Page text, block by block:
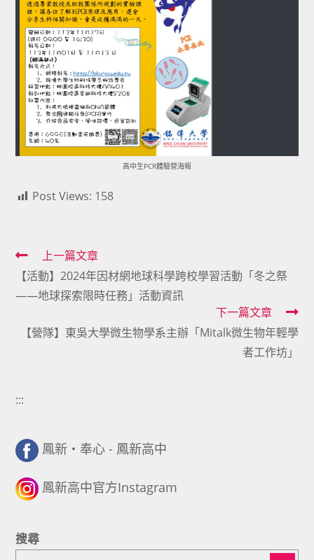
高中生PCR體驗營海報
Post Views: 158
Read
more
articles
上一篇文章
【活動】2024年因材網地球科學跨校學習活動「冬之祭
——地球探索限時任務」活動資訊
下一篇文章
【營隊】東吳大學微生物學系主辦「Mitalk微生物年輕學
者工作坊」
:::
鳳新・奉心 - 鳳新高中
鳳新高中官方Instagram
搜尋